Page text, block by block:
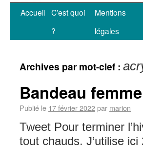
Accueil C’est quoi
?
Mentions
légales
Archives par mot-clef :
Bandeau femme
Publié le 17 février 2022par marion
Tweet Pour terminer
tout chauds. J’utilise